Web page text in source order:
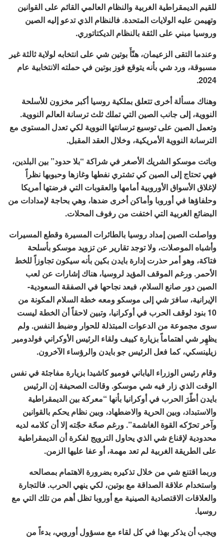
للقيم الديمقراطية الغربية والنظام العالمي القائم على القوانين
وتهيمن عليه الولايات المتحدة. فالنظام الذي تدعو إليه الصين
وروسيا مبني على الثقة بالنظام الديكتاتوري.
وعندما التقى الزعيمان، هنّأَ بوتين شي على انتخابه لولاية ثالثة غير
مسبوقة، ورد شي بأنه يتوقع فوز بوتين في حملته الانتخابية عام
2024.
وهناك مسألة أخرى تتعلق بملكية روسيا أكبر مخزون للأسلحة
النووية، إلى جانب الصين التي تملك ثلث ترسانة العالم النووية.
وتعمل الصين على توسيع ترسانتها النووية لكي تعدل المستوى مع
الترسانة النووية الأمريكية، وخلال العقد المقبل.
وباتت موسكو الشريك الأصغر في شراكة “بلا حدود” بين البلدين،
فهي تحتاج إلى الصين كي تشتري نفطها وغازها وحبوبها نظراً
لإغلاق الأسواق الأوروبية أمامها والعقوبات التي فرضتها أمريكا
وحلفاؤها في أوروبا وأماكن أخرى ضدها، وهي بحاجة لإمدادات من
البضائع الغربية التي اختفت من رفوف المحلات.
وواصلت الصين إمداد روسيا بالطائرات المسيرة وقطع المسيرات
وأشباه الموصلات، ولا توجد تقارير عن تزويد موسكو بأسلحة
فتاكة، وهو أمر حذرت إدارة بايدن بكين بأنه سيكون تجاوزاً للخط
الأحمر. ورغم الموقف المؤيد لروسيا، هناك إشارات عن لعب
الصين دور صانع السلام، فبعد نجاحها في الصفقة السعودية-
الإيرانية، سافرَ شي إلى موسكو ومعه خطة السلام المكونة من
10 بنود لوقف الحرب في أوكرانيا، وتبين لاحقاً أن الخطة ليست
سوى مجموعة من الدعوات المبتذلة للحوار وضبط النفس. ولم
يظهِر شي اهتماماً بزيارة كييف ولقاء الرئيس الأوكراني فولدومير
زيلينسكي، كما فعل الرئيس جو بايدن والرؤساء الآخرون.
وقام رئيس الوزراء الياباني فوميو كاشيدا بزيارة مفاجئة في نفس
الوقت الذي زار فيه شي موسكو. وقالت الصحيفة إن الرئيس
بايدن أطّرَ الحرب في أوكرانيا بأنها “معركة بين الديمقراطية
والاستبداد، وبين الحرية والاضطهاد، وبين نظام يحكم بالقوانين
وآخر تحرّكه القوة الغاشمة”. ورغم صحّة حجّته إلا أن كلامه لديه
محدودية لإقناع شي الذي يحاول الترويج لفكرة أن الديمقراطية
على الطريقة الغربية لم تعد مهمة، أو عفا عليها الزمن.
وربما اقتنع شي من خلال تذكيره بضرورة الاهتمام بمصالحه
واستخدام علاقة الصداقة مع بوتين، لكي ينهي الحرب. فالتجارة
والعلاقات الاقتصادية الصينية مع أوروبا تظل أهم من تلك التي مع
روسيا.
ويجب أن يذكر بهذا في كل لقاء مع مسؤول أوروبي، بدءاً من